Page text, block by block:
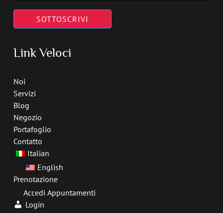
SOTTOSCRIVI
Link Veloci
Noi
Servizi
Blog
Negozio
Portafoglio
Contatto
Italian
English
Prenotazione
Accedi Appuntamenti
Login